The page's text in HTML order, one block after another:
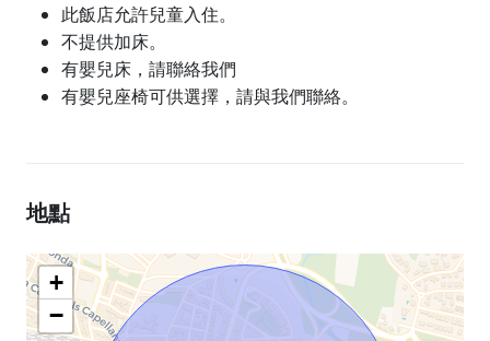
此飯店允許兒童入住。
不提供加床。
有嬰兒床，請聯絡我們
有嬰兒座椅可供選擇，請與我們聯絡。
地點
+
−